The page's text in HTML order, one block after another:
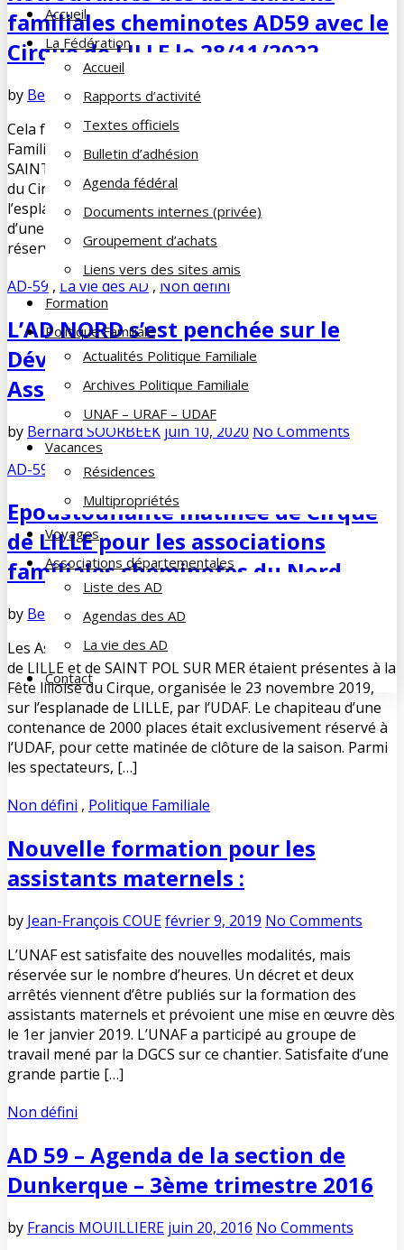
Accueil
La Fédération
Accueil
Rapports d’activité
Textes officiels
Bulletin d’adhésion
Agenda fédéral
Documents internes (privée)
Groupement d’achats
Liens vers des sites amis
Formation
Politique Familiale
Actualités Politique Familiale
Archives Politique Familiale
UNAF – URAF – UDAF
Vacances
Résidences
Multipropriétés
Voyages
Associations départementales
Liste des AD
Agendas des AD
La vie des AD
Contact
familiales cheminotes AD59 avec le
Cirque de LILLE le 28/11/2022
by Bernard SOORBEEKjanvier 6, 2023
Cela fait 3 ans qu’elles l’attendaient, les Associations
Familiales Cheminotes d’HELLEMMES, de LILLE et de
SAINT POL SUR MER étaient présentes à la Fête lilloise
du Cirque, organisée le 26 novembre 2022, sur
l’esplanade de LILLE, par l’Udaf du Nord. Le chapiteau
d’une contenance de 2000 places était exclusivement
réservé à l’UDAF, pour cette matinée […]
AD-59 , La vie des AD , Non défini
L’AD NORD s’est penchée sur le
Développement de sa Vie
Associative, et revisite ses objectifs
by Bernard SOORBEEK juin 10, 2020 No Comments
AD-59
La vie des AD,
Epoustouflante matinée de Cirque
de LILLE pour les associations
familiales cheminotes du Nord
by Bernard SOORBEEK décembre 19, 2019
Les Associations Familiales Cheminotes d’HELLEMMES,
de LILLE et de SAINT POL SUR MER étaient présentes à la
Fête lilloise du Cirque, organisée le 23 novembre 2019,
sur l’esplanade de LILLE, par l’UDAF. Le chapiteau d’une
contenance de 2000 places était exclusivement réservé à
l’UDAF, pour cette matinée de clôture de la saison. Parmi
les spectateurs, […]
Non défini , Politique Familiale
Nouvelle formation pour les
assistants maternels :
by Jean-François COUEfévrier 9, 2019 No Comments
L’UNAF est satisfaite des nouvelles modalités, mais
réservée sur le nombre d’heures. Un décret et deux
arrêtés viennent d’être publiés sur la formation des
assistants maternels et prévoient une mise en œuvre dès
le 1er janvier 2019. L’UNAF a participé au groupe de
travail mené par la DGCS sur ce chantier. Satisfaite d’une
grande partie […]
Non défini
AD 59 – Agenda de la section de
Dunkerque – 3ème trimestre 2016
by Francis MOUILLIERE juin 20, 2016 No Comments